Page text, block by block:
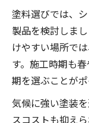
塗料選びでは、
製品を検討しま
けやすい場所で
す。施工時期も
期を選ぶことがポ
気候に強い塗装
スコストも抑え